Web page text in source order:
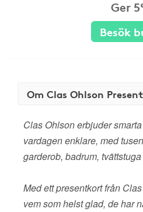
Ger
Besök
Om Clas Ohlson
Clas Ohlson erbjuder
vardagen enklare, med
garderob, badrum,
Med ett presentkort från
vem som helst glad, de har